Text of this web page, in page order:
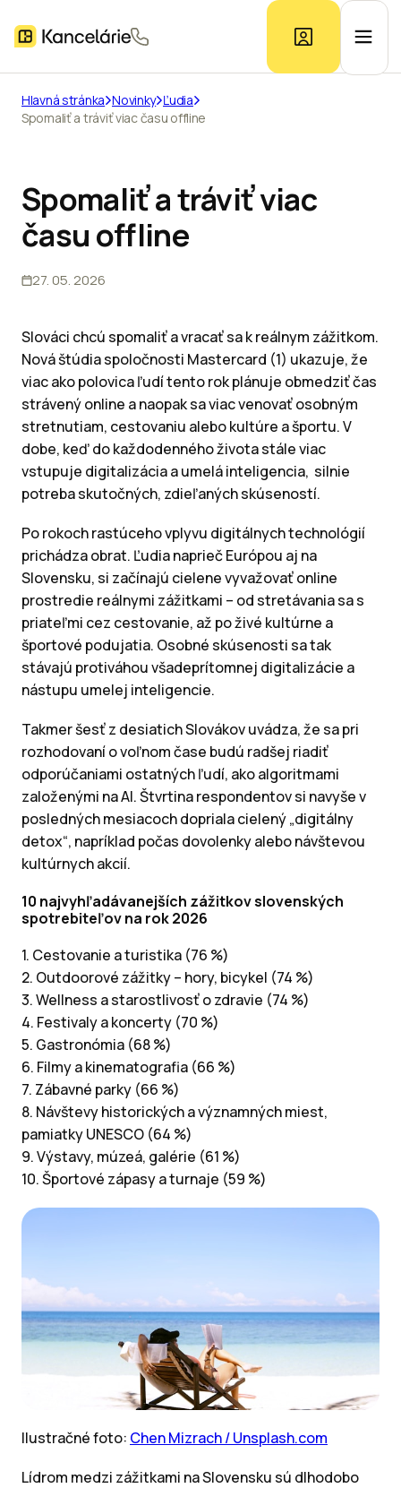
Prieskum trhu
Hlavná stránka Novinky Ľudia
Spomaliť a tráviť viac času offline
Spomaliť a tráviť viac
času offline
27. 05. 2026
Slováci chcú spomaliť a vracať sa k reálnym zážitkom.
Nová štúdia spoločnosti Mastercard (1) ukazuje, že
viac ako polovica ľudí tento rok plánuje obmedziť čas
strávený online a naopak sa viac venovať osobným
stretnutiam, cestovaniu alebo kultúre a športu. V
dobe, keď do každodenného života stále viac
vstupuje digitalizácia a umelá inteligencia, silnie
potreba skutočných, zdieľaných skúseností.
Po rokoch rastúceho vplyvu digitálnych technológií
prichádza obrat. Ľudia naprieč Európou aj na
Slovensku, si začínajú cielene vyvažovať online
prostredie reálnymi zážitkami – od stretávania sa s
priateľmi cez cestovanie, až po živé kultúrne a
športové podujatia. Osobné skúsenosti sa tak
stávajú protiváhou všadeprítomnej digitalizácie a
nástupu umelej inteligencie.
Takmer šesť z desiatich Slovákov uvádza, že sa pri
rozhodovaní o voľnom čase budú radšej riadiť
odporúčaniami ostatných ľudí, ako algoritmami
založenými na AI. Štvrtina respondentov si navyše v
posledných mesiacoch dopriala cielený „digitálny
detox“, napríklad počas dovolenky alebo návštevou
kultúrnych akcií.
10 najvyhľadávanejších zážitkov slovenských
spotrebiteľov na rok 2026
1. Cestovanie a turistika (76 %)
2. Outdoorové zážitky – hory, bicykel (74 %)
3. Wellness a starostlivosť o zdravie (74 %)
4. Festivaly a koncerty (70 %)
5. Gastronómia (68 %)
6. Filmy a kinematografia (66 %)
7. Zábavné parky (66 %)
8. Návštevy historických a významných miest,
pamiatky UNESCO (64 %)
9. Výstavy, múzeá, galérie (61 %)
10. Športové zápasy a turnaje (59 %)
Ilustračné foto: Chen Mizrach / Unsplash.com
Lídrom medzi zážitkami na Slovensku sú dlhodobo